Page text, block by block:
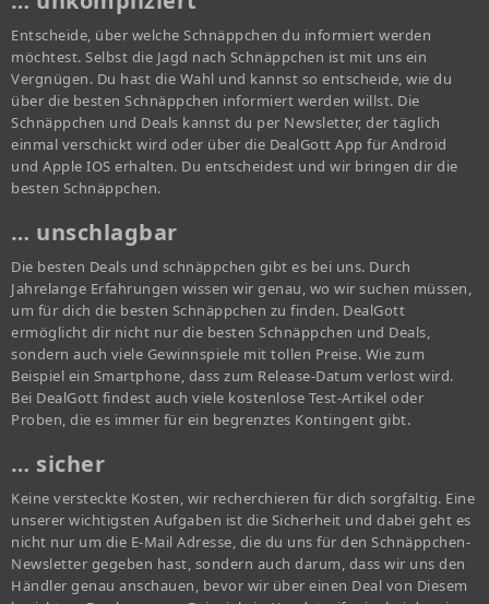
Entscheide, über welche Schnäppchen du informiert werden
möchtest. Selbst die Jagd nach Schnäppchen ist mit uns ein
Vergnügen. Du hast die Wahl und kannst so entscheide, wie du
über die besten Schnäppchen informiert werden willst. Die
Schnäppchen und Deals kannst du per Newsletter, der täglich
einmal verschickt wird oder über die DealGott App für Android
und Apple IOS erhalten. Du entscheidest und wir bringen dir die
besten Schnäppchen.
… unschlagbar
Die besten Deals und schnäppchen gibt es bei uns. Durch
Jahrelange Erfahrungen wissen wir genau, wo wir suchen müssen,
um für dich die besten Schnäppchen zu finden. DealGott
ermöglicht dir nicht nur die besten Schnäppchen und Deals,
sondern auch viele Gewinnspiele mit tollen Preise. Wie zum
Beispiel ein Smartphone, dass zum Release-Datum verlost wird.
Bei DealGott findest auch viele kostenlose Test-Artikel oder
Proben, die es immer für ein begrenztes Kontingent gibt.
… sicher
Keine versteckte Kosten, wir recherchieren für dich sorgfältig. Eine
unserer wichtigsten Aufgaben ist die Sicherheit und dabei geht es
nicht nur um die E-Mail Adresse, die du uns für den Schnäppchen-
Newsletter gegeben hast, sondern auch darum, dass wir uns den
Händler genau anschauen, bevor wir über einen Deal von Diesem